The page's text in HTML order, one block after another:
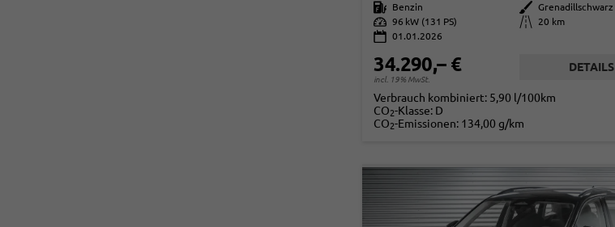
Kraftstoff
Benzin Außenfarbe
Leistung 96 kW (131 PS) Kilometerstand
20 km
01.01.2026
34.290,– €
incl. 19% MwSt.
DETAILS
Verbrauch kombiniert: 5,90 l/100km
CO2-Klasse: D
CO2-Emissionen: 134,00 g/km